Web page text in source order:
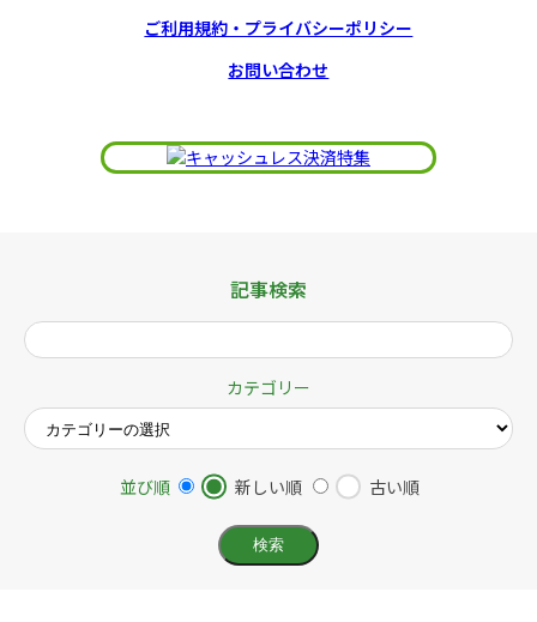
ご利用規約・プライバシーポリシー
お問い合わせ
記事検索
カテゴリー
並び順 新しい順 古い順